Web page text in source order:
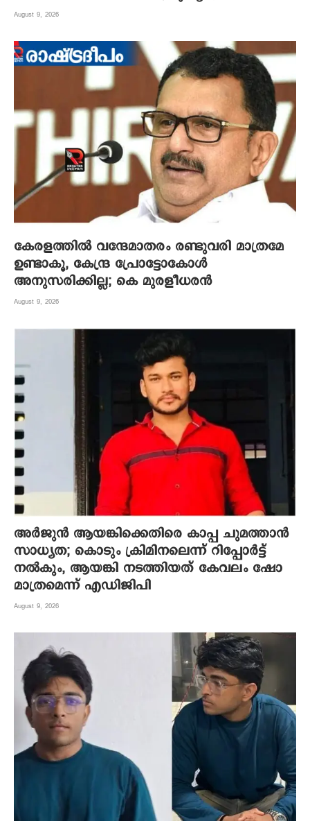
August 9, 2026
കേരളത്തിൽ വന്ദേമാതരം രണ്ടുവരി മാത്രമേ
ഉണ്ടാകൂ, കേന്ദ്ര പ്രോട്ടോകോൾ
അനുസരിക്കില്ല; കെ മുരളീധരൻ
August 9, 2026
അർജുൻ ആയങ്കിക്കെതിരെ കാപ്പ ചുമത്താൻ
സാധ്യത; കൊടും ക്രിമിനലെന്ന് റിപ്പോർട്ട്
നൽകും, ആയങ്കി നടത്തിയത് കേവലം ഷോ
മാത്രമെന്ന് എഡിജിപി
August 9, 2026